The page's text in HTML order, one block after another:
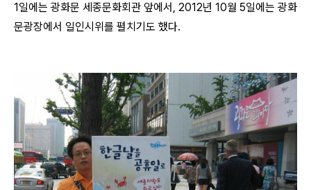
1일에는 광화문 세종문화회관 앞에서, 2012년 10월 5일에는 광화
문광장에서 일인시위를 펼치기도 했다.